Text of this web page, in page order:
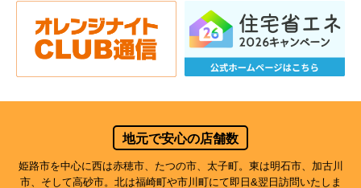
地元で安心の店舗数
姫路市を中心に西は赤穂市、たつの市、太子町。東は明石市、加古川
市、そして高砂市。北は福崎町や市川町にて即日&翌日訪問いたしま